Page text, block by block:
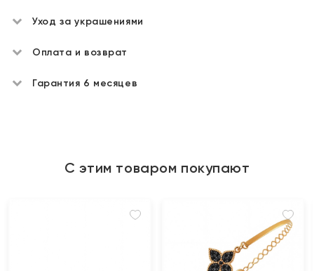
Уход за украшениями
Оплата и возврат
Гарантия 6 месяцев
С этим товаром покупают